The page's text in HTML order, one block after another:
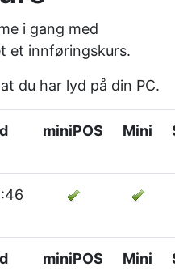
i gang med
et innføringskurs.
du har lyd på din PC.
miniPOS Mini
miniPOS Mini